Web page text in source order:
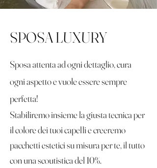
SPOSA LUXURY
Sposa attenta ad ogni dettaglio, cura
ogni aspetto e vuole essere sempre
perfetta!
Stabiliremo insieme la giusta tecnica per
il colore dei tuoi capelli e creeremo
pacchetti estetici su misura per te, il tutto
con una scoutistica del 10%.